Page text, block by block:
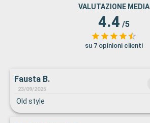
VALUTAZIONE MEDIA
4.4 /5
su 7 opinioni clienti
Fausta B.
23/09/2025
Old style